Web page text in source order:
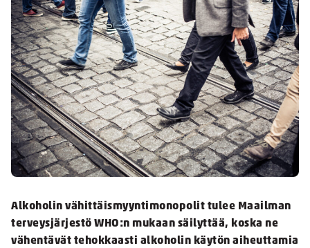
Alkoholin vähittäismyyntimonopolit tulee Maailman
terveysjärjestö WHO:n mukaan säilyttää, koska ne
vähentävät tehokkaasti alkoholin käytön aiheuttamia